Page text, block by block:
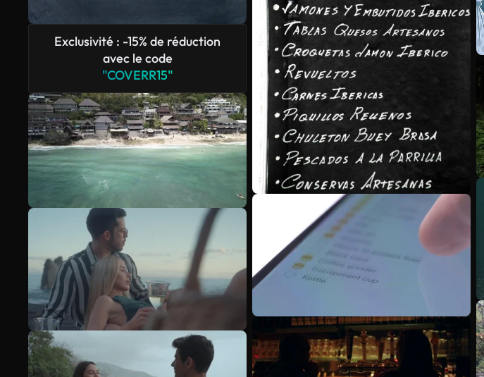
Exclusivité : -15% de réduction
avec le code
"COVERR15"